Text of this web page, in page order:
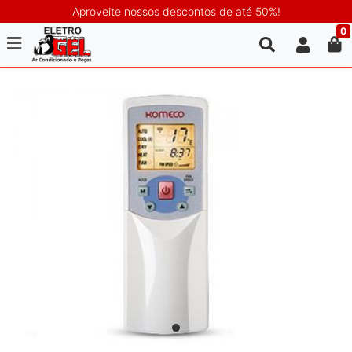
Aproveite nossos descontos de até 50%!
0